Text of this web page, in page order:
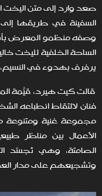
صعد وارد إلى متن اليخت
السفينة في طريقها
وصفه منظمو المعرض
الساحة الخلفية لليخت
يرفرف بهدوء في
قالت كيت هيرد، قيّمة
فنان لالتقاط انطباعه
مجموعة غنية
الأعمال بين مناظر
الصامتة، وهي تُجسّد
وتشجيعهم على مدار